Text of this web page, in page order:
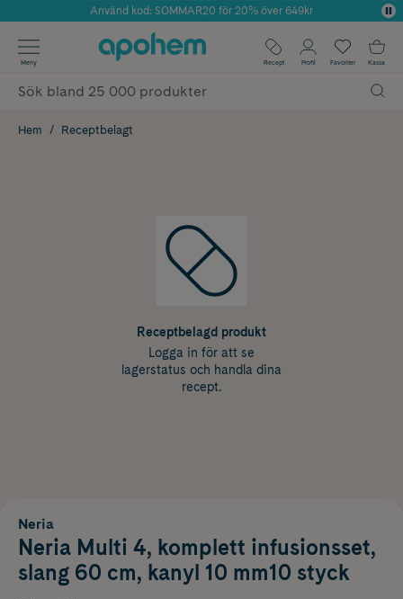
Årets Butik 2025 inom Skönhet
Använd kod: SOMMAR20 för 20% över 649kr
✓ Fri frakt
✓ Poäng på alla köp*
Meny Recept Profil Favoriter Kassa
Hem Receptbelagt
Receptbelagd produkt
Logga in för att se
lagerstatus och handla dina
recept.
Neria
Neria Multi 4, komplett infusionsset,
slang 60 cm, kanyl 10 mm10 styck